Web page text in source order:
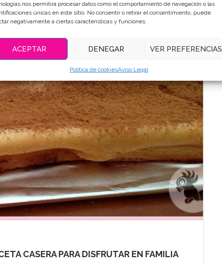
nos permitirá procesar datos como el comportamiento de navegación o las
únicas en este sitio. No consentir o retirar el consentimiento, puede
negativamente a ciertas características y funciones.
ACEPTAR DENEGAR VER PREFERENCIAS
Política de cookiesAviso Legal
CASERA PARA DISFRUTAR EN FAMILIA